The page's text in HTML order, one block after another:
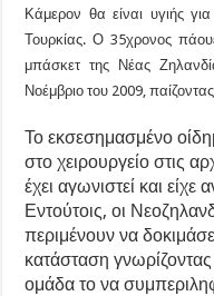
Κάμερον θα είναι υγιής
Τουρκίας. Ο 35χρονος
μπάσκετ της Νέας
Νοέμβριο του 2009,
Το εκσεσημασμένο
στο χειρουργείο στις
έχει αγωνιστεί και
Εντούτοις, οι
περιμένουν να
κατάσταση
ομάδα το να